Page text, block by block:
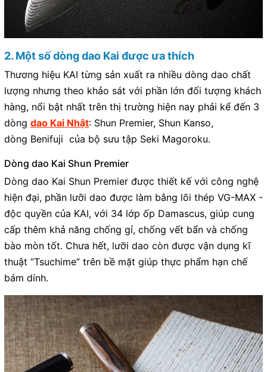
2. Một số dòng dao Kai được ưa thích
Thương hiệu KAI từng sản xuất ra nhiều dòng dao chất
lượng nhưng theo khảo sát với phần lớn đối tượng khách
hàng, nổi bật nhất trên thị trường hiện nay phải kể đến 3
dòng dao Kai Nhật: Shun Premier, Shun Kanso,
dòng Benifuji của bộ sưu tập Seki Magoroku.
Dòng dao Kai Shun Premier
Dòng dao Kai Shun Premier được thiết kế với công nghệ
hiện đại, phần lưỡi dao được làm bằng lõi thép VG-MAX -
độc quyền của KAI, với 34 lớp ốp Damascus, giúp cung
cấp thêm khả năng chống gỉ, chống vết bẩn và chống
bào mòn tốt. Chưa hết, lưỡi dao còn được vận dụng kĩ
thuật “Tsuchime” trên bề mặt giúp thực phẩm hạn chế
bám dính.